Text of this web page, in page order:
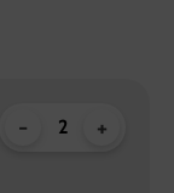
- +